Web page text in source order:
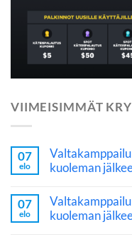
VIIMEISIMMÄT
07
elo
kuoleman
07
elo
kuoleman